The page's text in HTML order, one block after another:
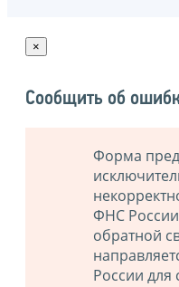
×
Сообщить об
Форма
ФНС
обратной
России для